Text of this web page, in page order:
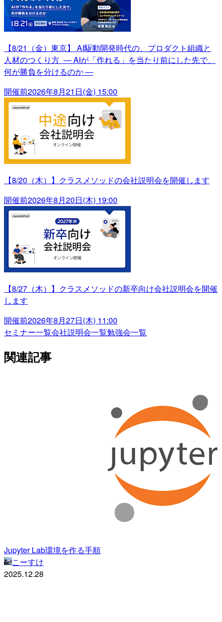
【8/21（金）東京】 AI駆動開発時代の、プロダクト組織と
人材のつくり方 ― AIが「作れる」を当たり前にした先で、
何が勝負を分けるのか ―
開催前2026年8月21日(金) 15:00
【8/20（木）】クラスメソッドの会社説明会を開催します
開催前2026年8月20日(木) 19:00
【8/27（木）】クラスメソッドの新卒向け会社説明会を開催
します
開催前2026年8月27日(木) 11:00
セミナー一覧会社説明会一覧勉強会一覧
関連記事
Jupyter Lab環境を作る手順
こーすけ
2025.12.28